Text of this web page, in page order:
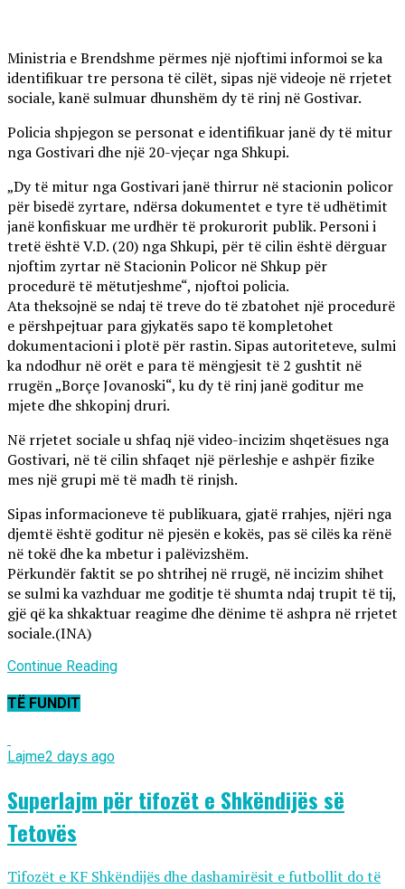
Ministria e Brendshme përmes një njoftimi informoi se ka
identifikuar tre persona të cilët, sipas një videoje në rrjetet
sociale, kanë sulmuar dhunshëm dy të rinj në Gostivar.
Policia shpjegon se personat e identifikuar janë dy të mitur
nga Gostivari dhe një 20-vjeçar nga Shkupi.
„Dy të mitur nga Gostivari janë thirrur në stacionin policor
për bisedë zyrtare, ndërsa dokumentet e tyre të udhëtimit
janë konfiskuar me urdhër të prokurorit publik. Personi i
tretë është V.D. (20) nga Shkupi, për të cilin është dërguar
njoftim zyrtar në Stacionin Policor në Shkup për
procedurë të mëtutjeshme“, njoftoi policia.
Ata theksojnë se ndaj të treve do të zbatohet një procedurë
e përshpejtuar para gjykatës sapo të kompletohet
dokumentacioni i plotë për rastin. Sipas autoriteteve, sulmi
ka ndodhur në orët e para të mëngjesit të 2 gushtit në
rrugën „Borçe Jovanoski“, ku dy të rinj janë goditur me
mjete dhe shkopinj druri.
Në rrjetet sociale u shfaq një video-incizim shqetësues nga
Gostivari, në të cilin shfaqet një përleshje e ashpër fizike
mes një grupi më të madh të rinjsh.
Sipas informacioneve të publikuara, gjatë rrahjes, njëri nga
djemtë është goditur në pjesën e kokës, pas së cilës ka rënë
në tokë dhe ka mbetur i palëvizshëm.
Përkundër faktit se po shtrihej në rrugë, në incizim shihet
se sulmi ka vazhduar me goditje të shumta ndaj trupit të tij,
gjë që ka shkaktuar reagime dhe dënime të ashpra në rrjetet
sociale.(INA)
Continue Reading
TË FUNDIT
Lajme2 days ago
Superlajm për tifozët e Shkëndijës së
Tetovës
Tifozët e KF Shkëndijës dhe dashamirësit e futbollit do të